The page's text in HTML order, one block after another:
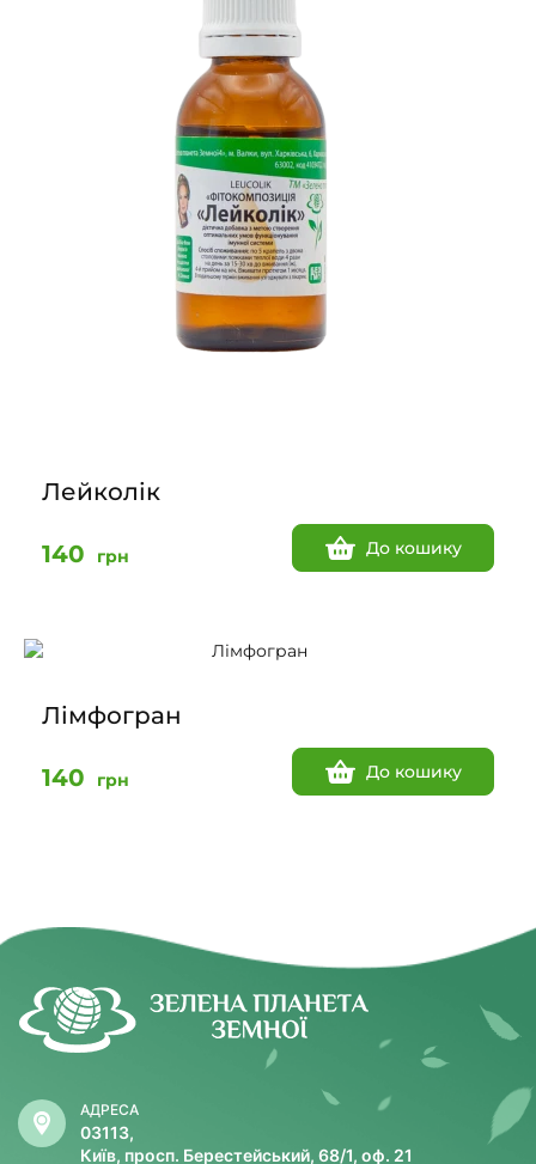
Лейколік
140 грн До кошику
Лімфогран
140 грн До кошику
АДРЕСА
03113,
Київ, просп. Берестейський, 68/1, оф. 21